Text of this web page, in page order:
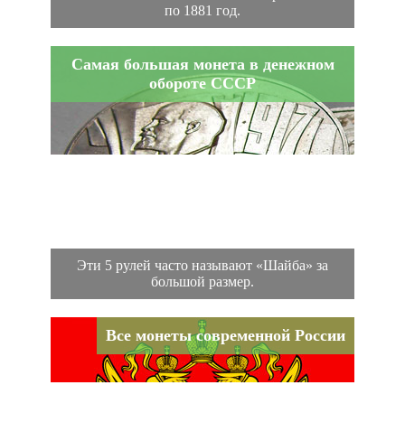
по 1881 год.
Самая большая монета в денежном
обороте СССР
Эти 5 рулей часто называют «Шайба» за
большой размер.
Все монеты современной России